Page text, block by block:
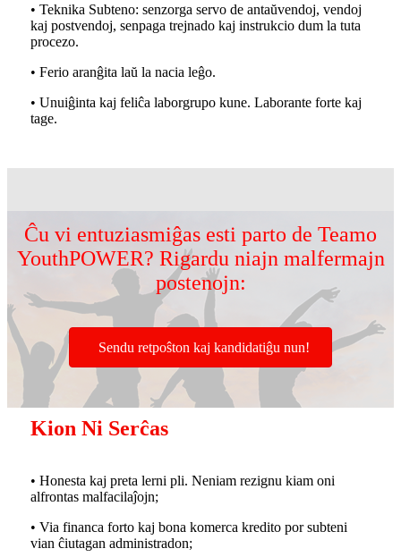
• Teknika Subteno: senzorga servo de antaŭvendoj, vendoj
kaj postvendoj, senpaga trejnado kaj instrukcio dum la tuta
procezo.
• Ferio aranĝita laŭ la nacia leĝo.
• Unuiĝinta kaj feliĉa laborgrupo kune. Laborante forte kaj
tage.
Ĉu vi entuziasmiĝas esti parto de Teamo
YouthPOWER? Rigardu niajn malfermajn
postenojn:
Sendu retpoŝton kaj kandidatiĝu nun!
Kion Ni Serĉas
• Honesta kaj preta lerni pli. Neniam rezignu kiam oni
alfrontas malfacilaĵojn;
• Via financa forto kaj bona komerca kredito por subteni
vian ĉiutagan administradon;